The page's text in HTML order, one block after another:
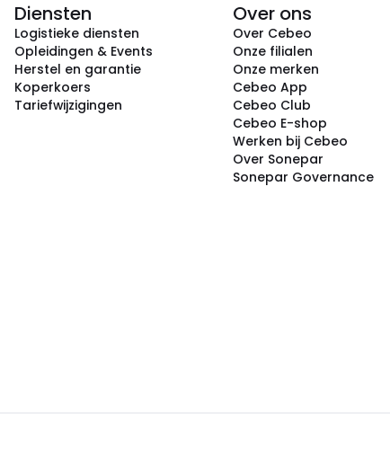
Diensten
Logistieke diensten
Opleidingen & Events
Herstel en garantie
Koperkoers
Tariefwijzigingen
Over ons
Over Cebeo
Onze filialen
Onze merken
Cebeo App
Cebeo Club
Cebeo E-shop
Werken bij Cebeo
Over Sonepar
Sonepar Governance